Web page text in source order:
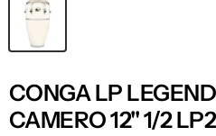
CONGA LP
CAMERO 12'' 1/2